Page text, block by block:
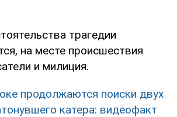
трагедии
на месте происшествия
и милиция.
продолжаются поиски двух
катера: видеофакт